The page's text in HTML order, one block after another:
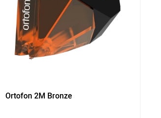
Ortofon 2M Bronze